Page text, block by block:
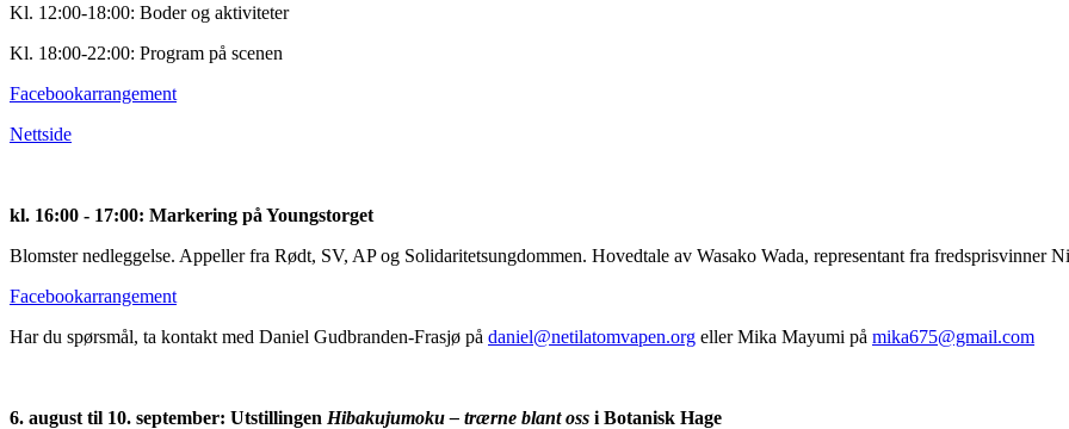
Kl. 12:00-18:00: Boder og aktiviteter
Kl. 18:00-22:00: Program på scenen
Facebookarrangement
Nettside
kl. 16:00 - 17:00: Markering på Youngstorget
Blomster nedleggelse. Appeller fra Rødt, SV, AP og Solidaritetsungdommen. Hovedtale av Wasako Wada, representant fra fredsprisvinner
Facebookarrangement
Har du spørsmål, ta kontakt med Daniel Gudbranden-Frasjø på daniel@netilatomvapen.org eller Mika Mayumi på mika675@gmail.com
6. august til 10. september: Utstillingen Hibakujumoku – trærne blant oss i Botanisk Hage